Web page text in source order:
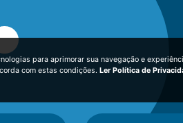
para aprimorar sua navegação e
com estas condições. Ler Política de